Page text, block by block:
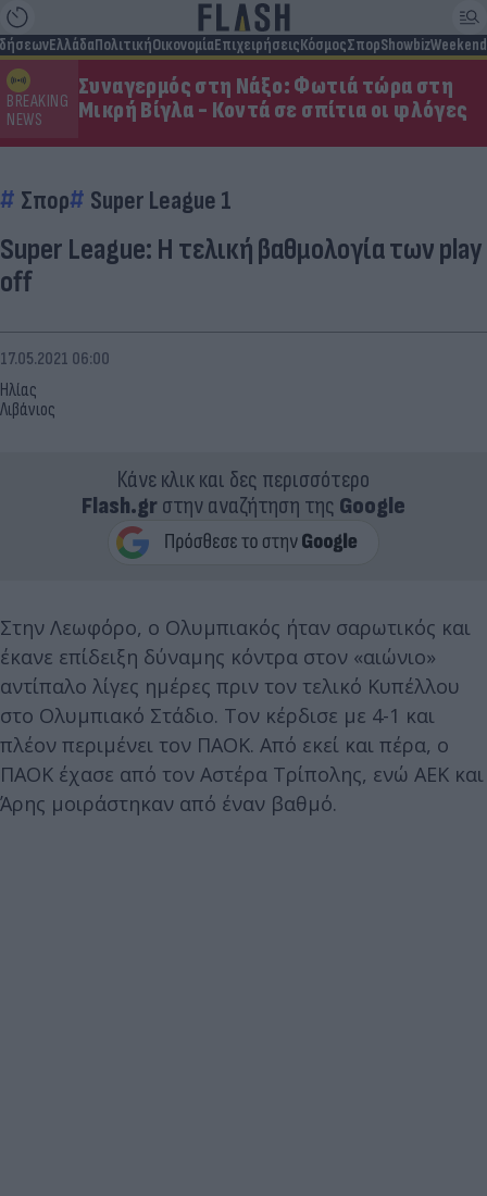
ΕλλάδαΠολιτικήΟικονομίαΕπιχειρήσειςΚόσμοςΣπορShowbizWeekend
BREAKING
NEWS
Συναγερμός στη Νάξο: Φωτιά τώρα στη
Μικρή Βίγλα - Κοντά σε σπίτια οι φλόγες
Σπορ Super League 1
Super League: Η τελική βαθμολογία των play
off
Ηλίας
Λιβάνιος
17.05.2021 06:00
Κάνε κλικ και δες περισσότερο
Flash.grστην αναζήτηση της Google
Στην Λεωφόρο, ο Ολυμπιακός ήταν σαρωτικός και
έκανε επίδειξη δύναμης κόντρα στον «αιώνιο»
αντίπαλο λίγες ημέρες πριν τον τελικό Κυπέλλου
στο Ολυμπιακό Στάδιο. Τον κέρδισε με 4-1 και
πλέον περιμένει τον ΠΑΟΚ. Από εκεί και πέρα, ο
ΠΑΟΚ έχασε από τον Αστέρα Τρίπολης, ενώ ΑΕΚ και
Άρης μοιράστηκαν από έναν βαθμό.